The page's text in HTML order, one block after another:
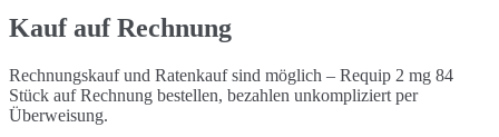
Kauf auf Rechnung
Rechnungskauf und Ratenkauf sind möglich – Requip 2 mg 84
Stück auf Rechnung bestellen, bezahlen unkompliziert per
Überweisung.